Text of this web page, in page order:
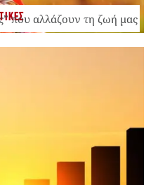
που αλλάζουν τη ζωή μας